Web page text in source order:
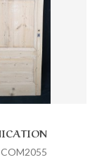
X 225